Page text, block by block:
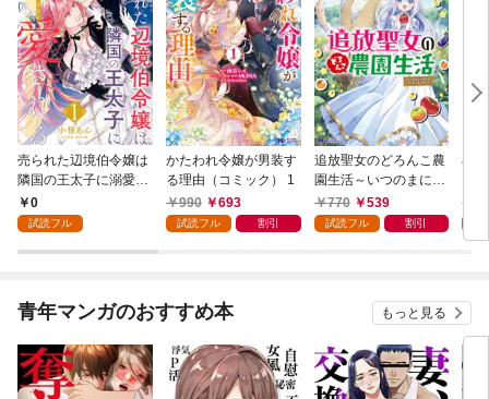
売られた辺境伯令嬢は
隣国の王太子に溺愛さ
れる 1
0
試読フル
かたわれ令嬢が男装す
る理由（コミック） 1
990
693
試読フル 割引
追放聖女のどろんこ農
園生活～いつのまにか
隣国を救ってしまいま
した～（コミック） 1
770 539
試読フル 割引
小
青年マンガのおすすめ本 もっと見る